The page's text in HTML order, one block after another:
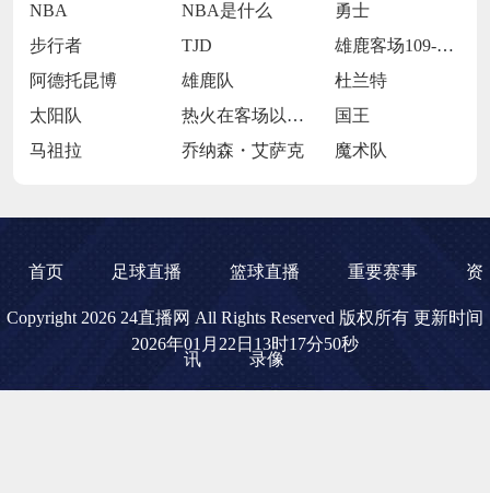
NBA
NBA是什么
勇士
步行者
TJD
雄鹿客场109-106击败魔术
阿德托昆博
雄鹿队
杜兰特
太阳队
热火在客场以119-98大胜开拓者
国王
马祖拉
乔纳森・艾萨克 魔术队
首页 足球直播 篮球直播 重要赛事 资
讯 录像
Copyright 2026 24直播网 All Rights Reserved 版权所有 更新时间
2026年01月22日13时17分50秒